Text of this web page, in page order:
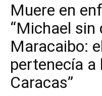
Muere en
“Michael sin
Maracaibo:
pertenecía a
Caracas”